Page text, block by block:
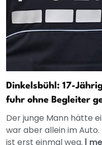
Dinkelsbühl: 17-
fuhr ohne Begleiter
Der junge Mann hätte
war aber allein im
ist erst einmal weg. |